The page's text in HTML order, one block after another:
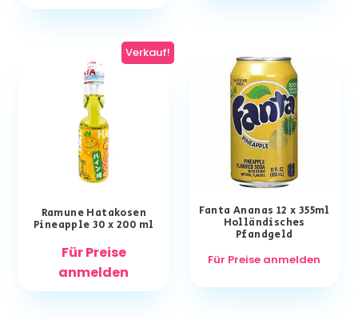
Verkauf!
Ramune Hatakosen
Pineapple 30 x 200 ml
Für Preise
anmelden
Fanta Ananas 12 x 355ml
Holländisches
Pfandgeld
Für Preise anmelden